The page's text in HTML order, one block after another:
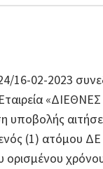
16-02-2023
υποβολής
(1) ατόμου
ορισμένου